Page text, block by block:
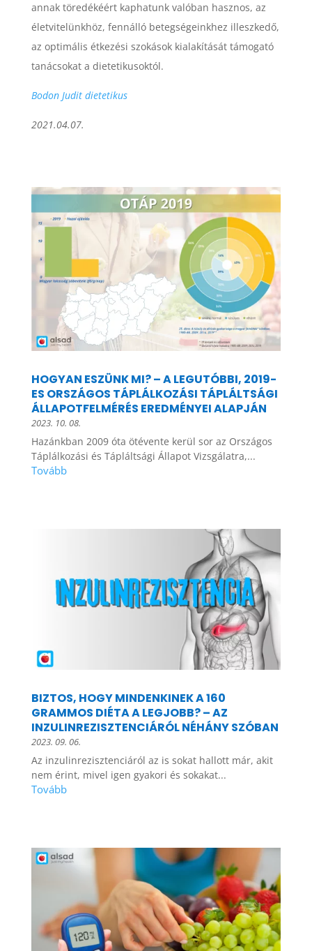
annak töredékéért kaphatunk valóban hasznos, az
életvitelünkhöz, fennálló betegségeinkhez illeszkedő,
az optimális étkezési szokások kialakítását támogató
tanácsokat a dietetikusoktól.
Bodon Judit dietetikus
2021.04.07.
HOGYAN ESZÜNK MI? – A LEGUTÓBBI, 2019-
ES ORSZÁGOS TÁPLÁLKOZÁSI TÁPLÁLTSÁGI
ÁLLAPOTFELMÉRÉS EREDMÉNYEI ALAPJÁN
2023. 10. 08.
Hazánkban 2009 óta ötévente kerül sor az Országos
Táplálkozási és Tápláltsági Állapot Vizsgálatra,...
BIZTOS, HOGY MINDENKINEK A 160
GRAMMOS DIÉTA A LEGJOBB? – AZ
INZULINREZISZTENCIÁRÓL NÉHÁNY SZÓBAN
2023. 09. 06.
Az inzulinrezisztenciáról az is sokat hallott már, akit
nem érint, mivel igen gyakori és sokakat...